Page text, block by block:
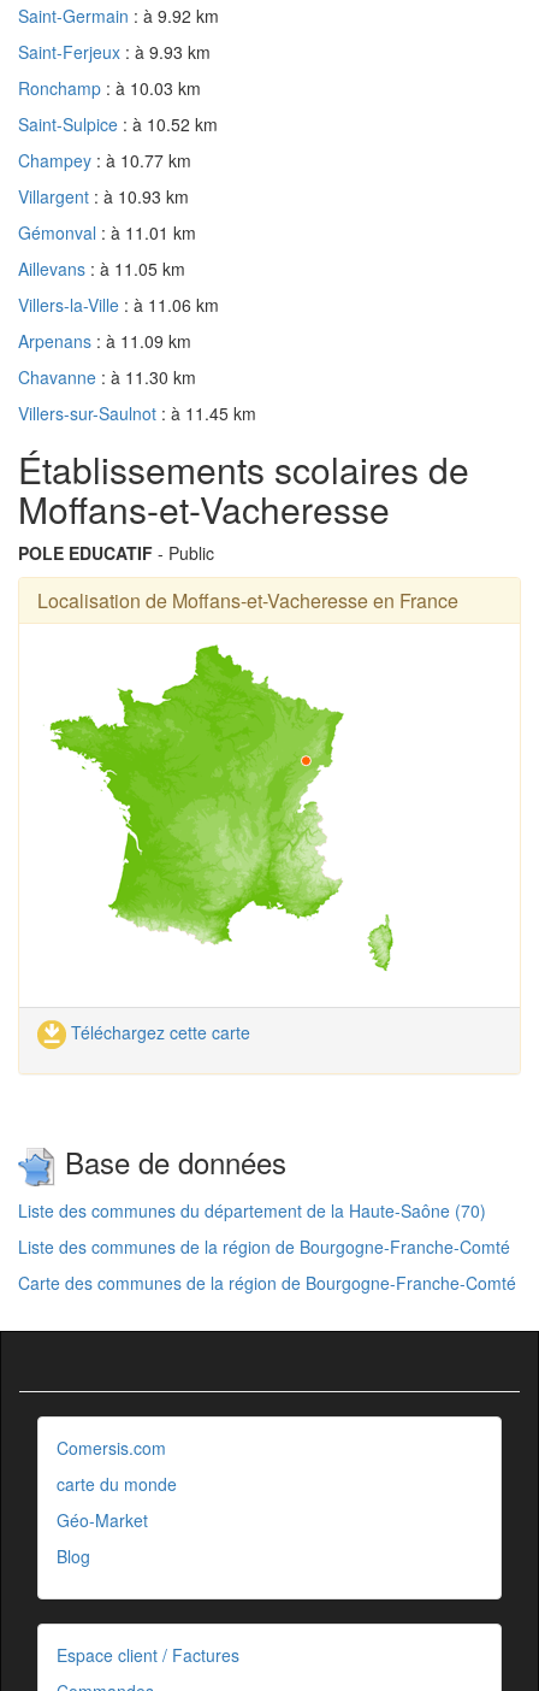
Saint-Germain : à 9.92 km
Saint-Ferjeux : à 9.93 km
Ronchamp : à 10.03 km
Saint-Sulpice : à 10.52 km
Champey : à 10.77 km
Villargent : à 10.93 km
Gémonval : à 11.01 km
Aillevans : à 11.05 km
Villers-la-Ville : à 11.06 km
Arpenans : à 11.09 km
Chavanne : à 11.30 km
Villers-sur-Saulnot : à 11.45 km
Établissements scolaires de
Moffans-et-Vacheresse
POLE EDUCATIF - Public
Localisation de Moffans-et-Vacheresse en France
Téléchargez cette carte
Base de données
Liste des communes du département de la Haute-Saône (70)
Liste des communes de la région de Bourgogne-Franche-Comté
Carte des communes de la région de Bourgogne-Franche-Comté
Comersis.com
carte du monde
Géo-Market
Blog
Espace client / Factures